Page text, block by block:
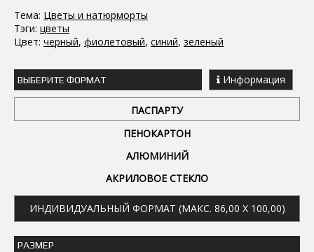
Тема: Цветы и натюрморты
Тэги: цветы
Цвет: черный, фиолетовый, синий, зеленый
ВЫБЕРИТЕ ФОРМАТ Информация
ПАСПАРТУ
ПЕНОКАРТОН
АЛЮМИНИЙ
АКРИЛОВОЕ СТЕКЛО
ИНДИВИДУАЛЬНЫЙ ФОРМАТ (МАКС. 86,00 X 100,00)
РАЗМЕР